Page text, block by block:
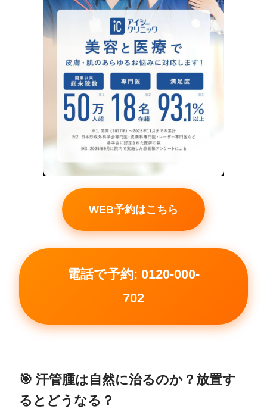
WEB予約はこちら
電話で予約: 0120-000-
702
🎯 汗管腫は自然に治るのか？放置す
るとどうなる？